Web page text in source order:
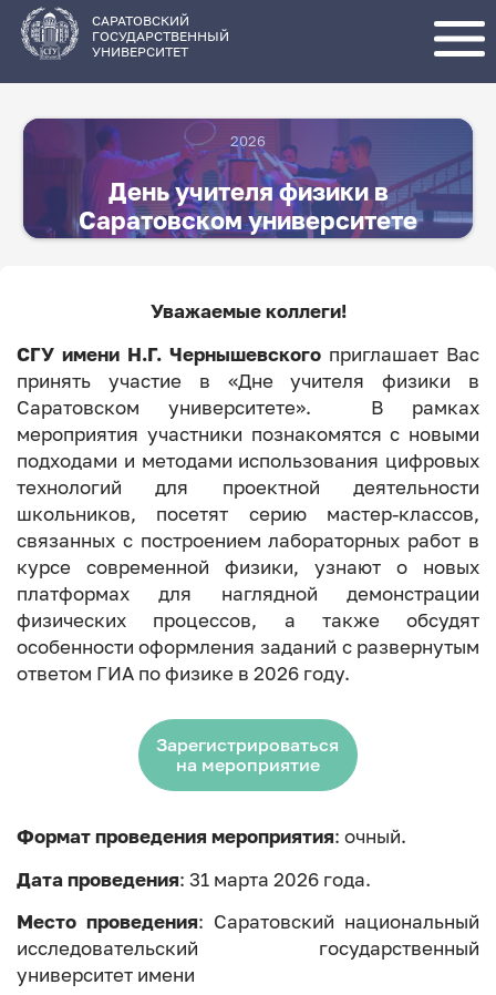
основному
содержанию
САРАТОВСКИЙ
ГОСУДАРСТВЕННЫЙ
УНИВЕРСИТЕТ
2026
День учителя физики в
Саратовском университете
Уважаемые коллеги!
СГУ имени Н.Г. Чернышевского приглашает Вас
принять участие в «Дне учителя физики в
Саратовском университете». В рамках
мероприятия участники познакомятся с новыми
подходами и методами использования цифровых
технологий для проектной деятельности
школьников, посетят серию мастер-классов,
связанных с построением лабораторных работ в
курсе современной физики, узнают о новых
платформах для наглядной демонстрации
физических процессов, а также обсудят
особенности оформления заданий с развернутым
ответом ГИА по физике в 2026 году.
Зарегистрироваться
на мероприятие
Формат проведения мероприятия: очный.
Дата проведения: 31 марта 2026 года.
Место проведения: Саратовский национальный
исследовательский государственный
университет имени